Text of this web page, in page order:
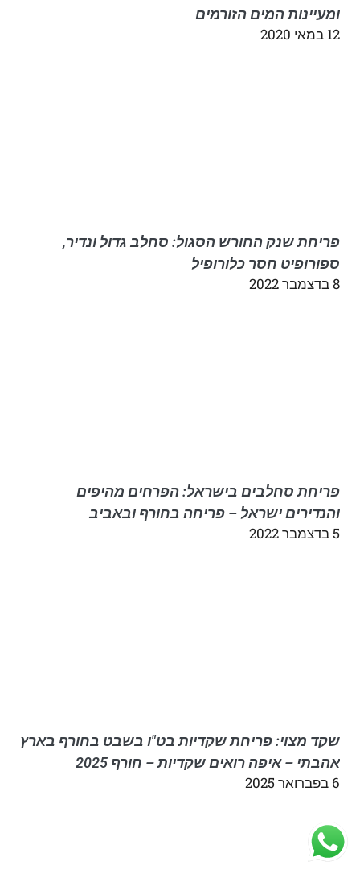
ומעיינות המים הזורמים
12 במאי 2020
פריחת שנק החורש הסגול: סחלב גדול ונדיר,
ספורופיט חסר כלורופיל
8 בדצמבר 2022
פריחת סחלבים בישראל: הפרחים מהיפים
והנדירים ישראל – פריחה בחורף ובאביב
5 בדצמבר 2022
שקד מצוי: פריחת שקדיות בט"ו בשבט בחורף בארץ
אהבתי – איפה רואים שקדיות – חורף 2025
6 בפברואר 2025